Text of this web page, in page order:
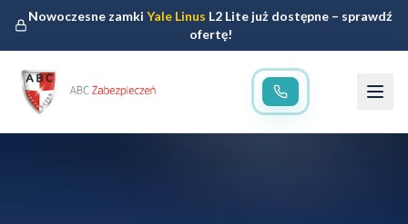
Nowoczesne zamkiYale Linus L2 Lite już dostępne – sprawdź
ofertę!